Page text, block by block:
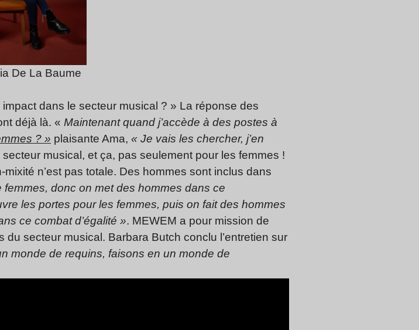
De La Baume
dans le secteur musical ? » La réponse des
déjà là. « Maintenant quand j’accède à des postes à
? » plaisante Ama, « Je vais les chercher, j’en
musical, et ça, pas seulement pour les femmes !
n’est pas totale. Des hommes sont inclus dans
donc on met des hommes dans ce
les portes pour les femmes, puis on fait des hommes
ce combat d’égalité ». MEWEM a pour mission de
secteur musical. Barbara Butch conclu l’entretien sur
monde de requins, faisons en un monde de